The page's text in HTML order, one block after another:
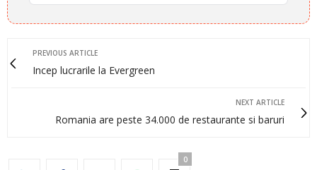
PREVIOUS ARTICLE
Incep lucrarile la Evergreen
NEXT ARTICLE
Romania are peste 34.000 de restaurante si baruri
0